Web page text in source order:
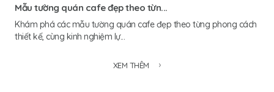
Mẫu tường quán cafe đẹp theo từn...
Khám phá các mẫu tường quán cafe đẹp theo từng phong cách
thiết kế, cùng kinh nghiệm lự...
XEM THÊM